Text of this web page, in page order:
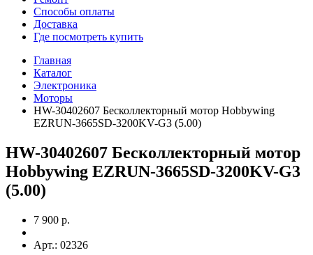
Способы оплаты
Доставка
Где посмотреть купить
Главная
Каталог
Электроника
Моторы
HW-30402607 Бесколлекторный мотор Hobbywing
EZRUN-3665SD-3200KV-G3 (5.00)
HW-30402607 Бесколлекторный мотор
Hobbywing EZRUN-3665SD-3200KV-G3
(5.00)
7 900 р.
Арт.: 02326